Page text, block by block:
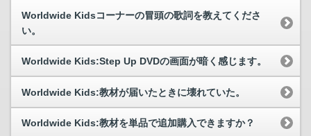
Worldwide Kidsコーナーの冒頭の歌詞を教えてくださ
い。
Worldwide Kids:Step Up DVDの画面が暗く感じます。
Worldwide Kids:教材が届いたときに壊れていた。
Worldwide Kids:教材を単品で追加購入できますか？